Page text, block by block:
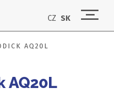
CZ SK
AQ20L
AQ20L